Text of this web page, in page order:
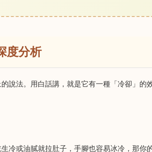
度分析
說法。用白話講，就是它有一種「冷卻」的
冷或油膩就拉肚子，手腳也容易冰冷，那你